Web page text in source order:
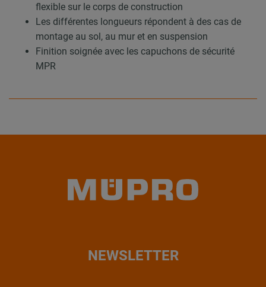
flexible sur le corps de construction
Les différentes longueurs répondent à des cas de
montage au sol, au mur et en suspension
Finition soignée avec les capuchons de sécurité
MPR
NEWSLETTER